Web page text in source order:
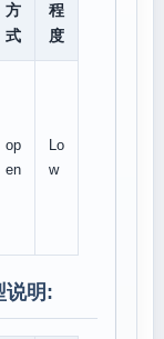
方
式
程
度
op
en
Lo
w
说明: